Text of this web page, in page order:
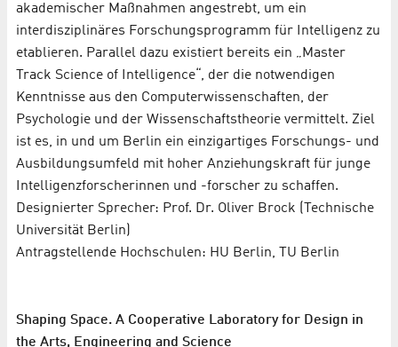
akademischer Maßnahmen angestrebt, um ein
interdisziplinäres Forschungsprogramm für Intelligenz zu
etablieren. Parallel dazu existiert bereits ein „Master
Track Science of Intelligence“, der die notwendigen
Kenntnisse aus den Computerwissenschaften, der
Psychologie und der Wissenschaftstheorie vermittelt. Ziel
ist es, in und um Berlin ein einzigartiges Forschungs- und
Ausbildungsumfeld mit hoher Anziehungskraft für junge
Intelligenzforscherinnen und -forscher zu schaffen.
Designierter Sprecher: Prof. Dr. Oliver Brock (Technische
Universität Berlin)
Antragstellende Hochschulen: HU Berlin, TU Berlin
Shaping Space. A Cooperative Laboratory for Design in
the Arts, Engineering and Science